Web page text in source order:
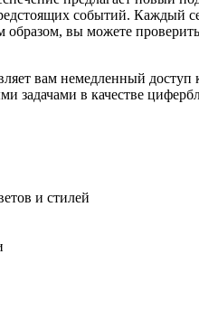
событий. Каждый
вы можете
вам немедленный
в качестве
и стилей